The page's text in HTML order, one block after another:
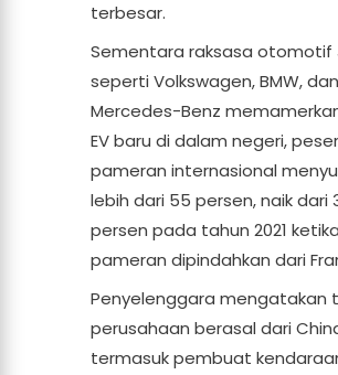
terbesar.
Sementara raksasa otomotif
seperti Volkswagen, BMW, dan
Mercedes-Benz
EV baru di dalam negeri,
pameran internasional
lebih dari 55 persen, naik dari
persen pada tahun 2021 ketika
pameran dipindahkan dari
Penyelenggara mengatakan
perusahaan berasal dari
termasuk pembuat